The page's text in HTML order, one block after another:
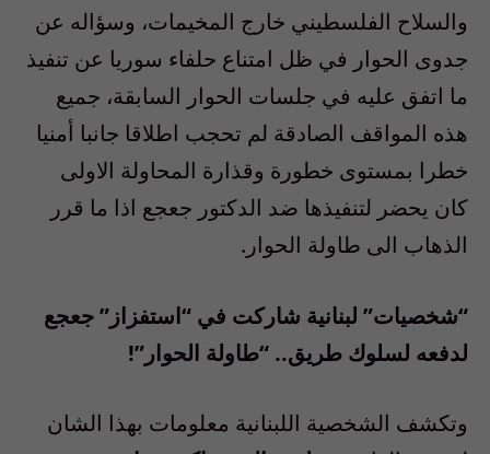
والسلاح الفلسطيني خارج المخيمات، وسؤاله عن
جدوى الحوار في ظل امتناع حلفاء سوريا عن تنفيذ
ما اتفق عليه في جلسات الحوار السابقة، جميع
هذه المواقف الصادقة لم تحجب اطلاقا جانبا أمنيا
خطرا بمستوى خطورة وقذارة المحاولة الاولى
كان يحضر لتنفيذها ضد الدكتور جعجع اذا ما قرر
الذهاب الى طاولة الحوار.
“شخصيات” لبنانية شاركت في “استفزاز” جعجع
لدفعه لسلوك طريق.. “طاولة الحوار”!
وتكشف الشخصية اللبنانية معلومات بهذا الشان